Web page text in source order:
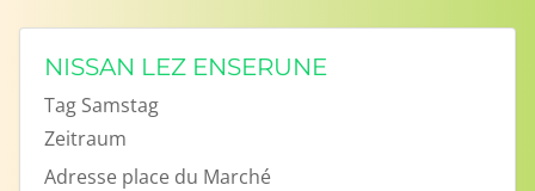
NISSAN LEZ ENSERUNE
Tag Samstag
Zeitraum
Adresse place du Marché